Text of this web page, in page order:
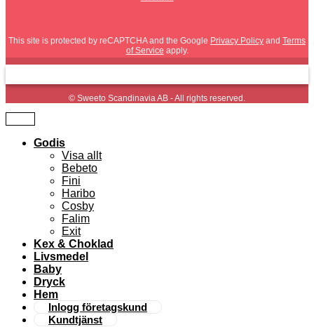
This site is protected by reCAPTCHA and the Google Privacy Policy and Terms
of Service apply.
© Sweeto Scandinavia AB - All rights reserved.
Godis
Visa allt
Bebeto
Fini
Haribo
Cosby
Falim
Exit
Kex & Choklad
Livsmedel
Baby
Dryck
Hem
Inlogg företagskund
Kundtjänst